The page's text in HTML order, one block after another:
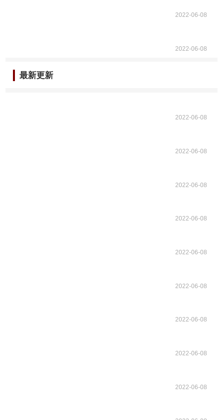
2022-06-08
2022-06-08
最新更新
2022-06-08
2022-06-08
2022-06-08
2022-06-08
2022-06-08
2022-06-08
2022-06-08
2022-06-08
2022-06-08